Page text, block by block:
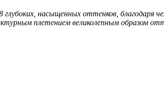
насыщенных оттенков, благодаря
плетением великолепным образом